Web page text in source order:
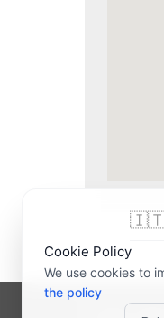
© 2007-
Cookie Policy
We use cookies to
the policy